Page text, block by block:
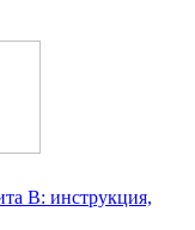
B: инструкция,